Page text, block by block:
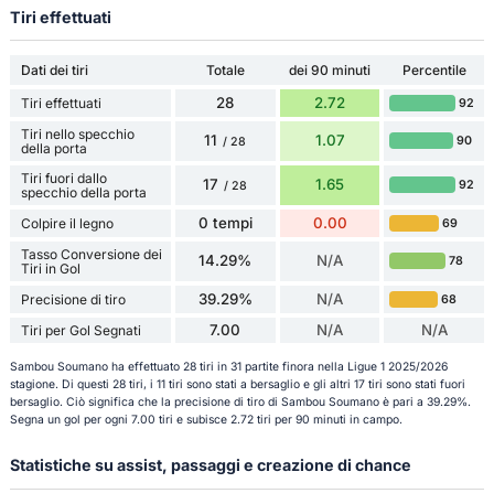
Tiri effettuati
Dati dei tiri Totale dei 90 minuti
Percentile
Tiri effettuati
28 2.72 92
Tiri nello specchio
della porta
11 / 28 1.07 90
Tiri fuori dallo
specchio della porta
17 / 28 1.65 92
Colpire il legno 0 tempi 0.00 69
Tasso Conversione dei
Tiri in Gol
14.29% N/A 78
Precisione di tiro 39.29% N/A 68
Tiri per Gol Segnati 7.00 N/A N/A
Sambou Soumano ha effettuato 28 tiri in 31 partite finora nella Ligue 1 2025/2026
stagione. Di questi 28 tiri, i 11 tiri sono stati a bersaglio e gli altri 17 tiri sono stati fuori
bersaglio. Ciò significa che la precisione di tiro di Sambou Soumano è pari a 39.29%.
Segna un gol per ogni 7.00 tiri e subisce 2.72 tiri per 90 minuti in campo.
Statistiche su assist, passaggi e creazione di chance